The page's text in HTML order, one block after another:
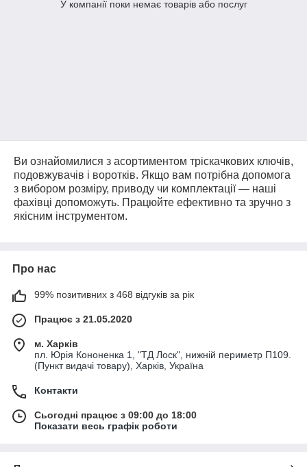
У компанії поки немає товарів або послуг
Ви ознайомилися з асортиментом тріскачкових ключів,
подовжувачів і воротків. Якщо вам потрібна допомога
з вибором розміру, приводу чи комплектації — наші
фахівці допоможуть. Працюйте ефективно та зручно з
якісним інструментом.
Про нас
99% позитивних з 468 відгуків за рік
Працює з 21.05.2020
м. Харків
пл. Юрія Кононенка 1, "ТД Лоск", нижній периметр П109.
(Пункт видачі товару), Харків, Україна
Контакти
Сьогодні працює з 09:00 до 18:00
Показати весь графік роботи